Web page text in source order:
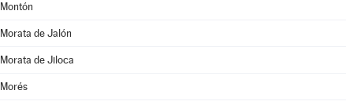
Montón
Morata de Jalón
Morata de Jiloca
Morés